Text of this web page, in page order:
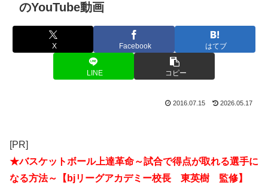
のYouTube動画
X Facebook はてブ
LINE コピー
2016.07.15 2026.05.17
[PR]
★バスケットボール上達革命～試合で得点が取れる選手に
なる方法～【bjリーグアカデミー校長 東英樹 監修】